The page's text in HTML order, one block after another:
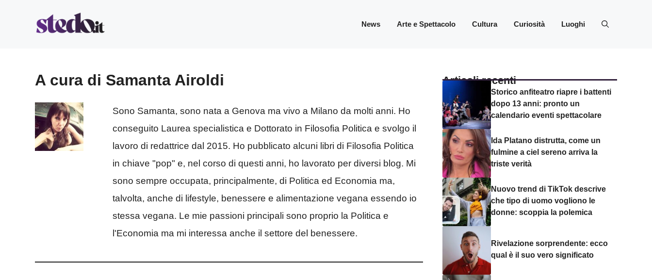
News Arte e Spettacolo Cultura Curiosità Luoghi
A cura di Samanta Airoldi
Sono Samanta, sono nata a Genova ma vivo a Milano da molti anni. Ho
conseguito Laurea specialistica e Dottorato in Filosofia Politica e svolgo il
lavoro di redattrice dal 2015. Ho pubblicato alcuni libri di Filosofia Politica
in chiave "pop" e, nel corso di questi anni, ho lavorato per diversi blog. Mi
sono sempre occupata, principalmente, di Politica ed Economia ma,
talvolta, anche di lifestyle, benessere e alimentazione vegana essendo io
stessa vegana. Le mie passioni principali sono proprio la Politica e
l'Economia ma mi interessa anche il settore del benessere.
Articoli recenti
Storico anfiteatro riapre i battenti
dopo 13 anni: pronto un
calendario eventi spettacolare
Ida Platano distrutta, come un
fulmine a ciel sereno arriva la
triste verità
Nuovo trend di TikTok descrive
che tipo di uomo vogliono le
donne: scoppia la polemica
Rivelazione sorprendente: ecco
qual è il suo vero significato